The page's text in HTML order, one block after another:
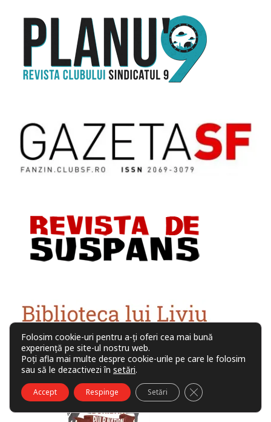
Folosim cookie-uri pentru a-ți oferi cea mai bună
experiență pe site-ul nostru web.
Poți afla mai multe despre cookie-urile pe care le folosim
sau să le dezactivezi în setări.
Accept Respinge Setări CLOSE GDPR